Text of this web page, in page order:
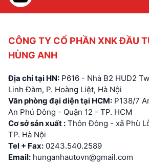
CÔNG TY CỔ PHẦN XNK ĐẦU
HÙNG ANH
Địa chỉ tại HN: P616 - Nhà B2 HUD2
Linh Đàm, P. Hoàng Liệt, Hà Nội
Văn phòng đại diện tại HCM: P138/7
An Phú Đông - Quận 12 - TP. HCM
Cơ sở sản xuất : Thôn Đông - xã Phù
TP. Hà Nội
Tel + Fax: 0243.540.2589
Email: hunganhautovn@gmail.com